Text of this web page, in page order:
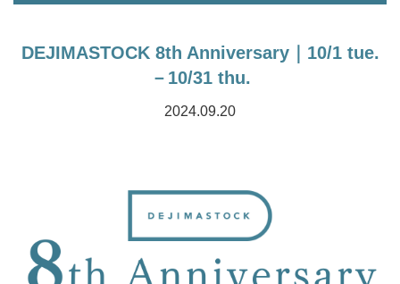
DEJIMASTOCK 8th Anniversary｜10/1 tue.
－10/31 thu.
2024.09.20